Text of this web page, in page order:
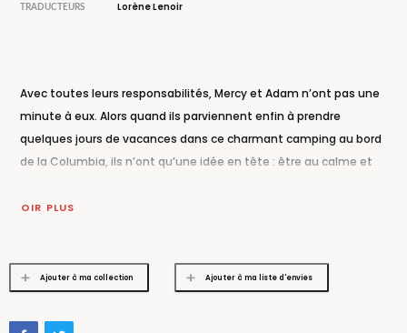
TRADUCTEURS Lorène Lenoir
Avec toutes leurs responsabilités, Mercy et Adam n’ont pas une
minute à eux. Alors quand ils parviennent enfin à prendre
quelques jours de vacances dans ce charmant camping au bord
de la Columbia, ils n’ont qu’une idée en tête : être au calme et
Mais le repos est de courte durée pour les amoureux, car une
Une mission qui pourrait bien jeter une lumière nouvelle sur les
VOIR PLUS
Ajouter à ma collection Ajouter à ma liste d'envies